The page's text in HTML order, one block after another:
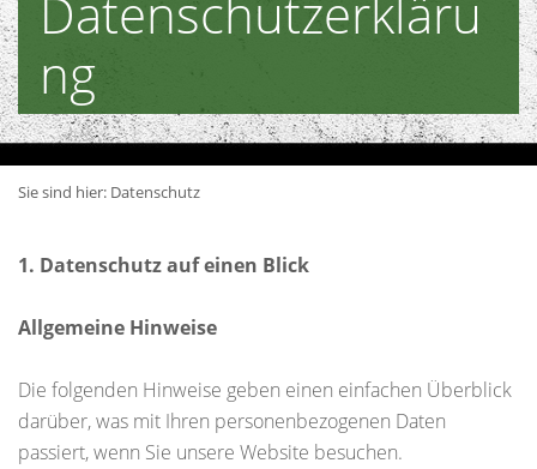
Datenschutzerkläru
ng
Sie sind hier: Datenschutz
1. Datenschutz auf einen Blick
Allgemeine Hinweise
Die folgenden Hinweise geben einen einfachen Überblick
darüber, was mit Ihren personenbezogenen Daten
passiert, wenn Sie unsere Website besuchen.